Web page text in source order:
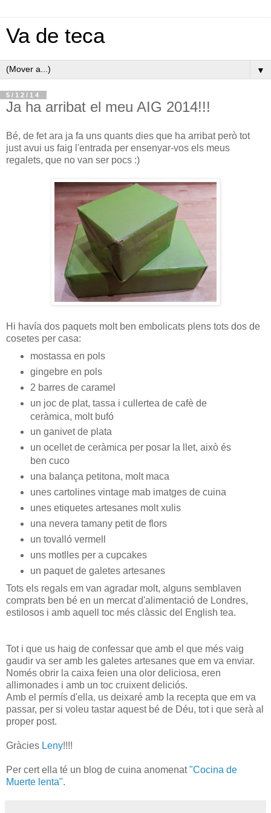
Va de teca
▼
5/12/14
Ja ha arribat el meu AIG 2014!!!
Bé, de fet ara ja fa uns quants dies que ha arribat però tot
just avui us faig l'entrada per ensenyar-vos els meus
regalets, que no van ser pocs :)
Hi havía dos paquets molt ben embolicats plens tots dos de
cosetes per casa:
mostassa en pols
gingebre en pols
2 barres de caramel
un joc de plat, tassa i cullertea de cafè de
ceràmica, molt bufó
un ganivet de plata
un ocellet de ceràmica per posar la llet, això és
ben cuco
una balança petitona, molt maca
unes cartolines vintage mab imatges de cuina
unes etiquetes artesanes molt xulis
una nevera tamany petit de flors
un tovalló vermell
uns motlles per a cupcakes
un paquet de galetes artesanes
Tots els regals em van agradar molt, alguns semblaven
comprats ben bé en un mercat d'alimentació de Londres,
estilosos i amb aquell toc més clàssic del English tea.
Tot i que us haig de confessar que amb el que més vaig
gaudir va ser amb les galetes artesanes que em va enviar.
Només obrir la caixa feien una olor deliciosa, eren
allimonades i amb un toc cruixent deliciós.
Amb el permís d'ella, us deixaré amb la recepta que em va
passar, per si voleu tastar aquest bé de Déu, tot i que serà al
proper post.
Gràcies Leny!!!!
Per cert ella té un blog de cuina anomenat"Cocina de
Muerte lenta".